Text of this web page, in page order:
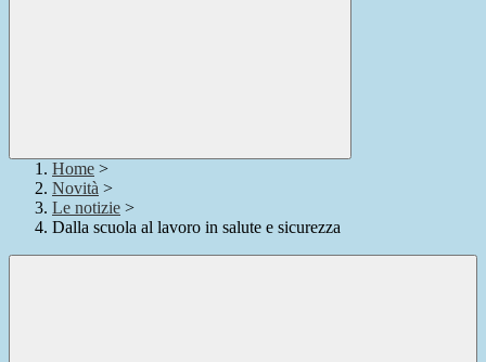
Home >
Novità >
Le notizie >
Dalla scuola al lavoro in salute e sicurezza